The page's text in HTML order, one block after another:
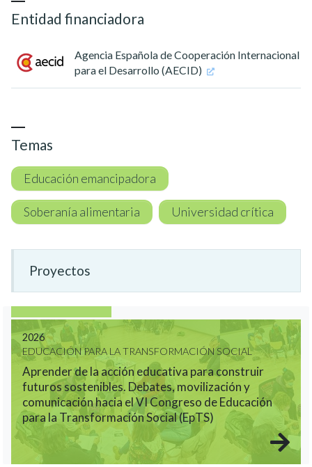
Entidad financiadora
Agencia Española de Cooperación Internacional
para el Desarrollo (AECID)
Temas
Educación emancipadora
Soberanía alimentaria Universidad crítica
Proyectos
2026
EDUCACIÓN PARA LA TRANSFORMACIÓN SOCIAL
Aprender de la acción educativa para construir
futuros sostenibles. Debates, movilización y
comunicación hacia el VI Congreso de Educación
para la Transformación Social (EpTS)